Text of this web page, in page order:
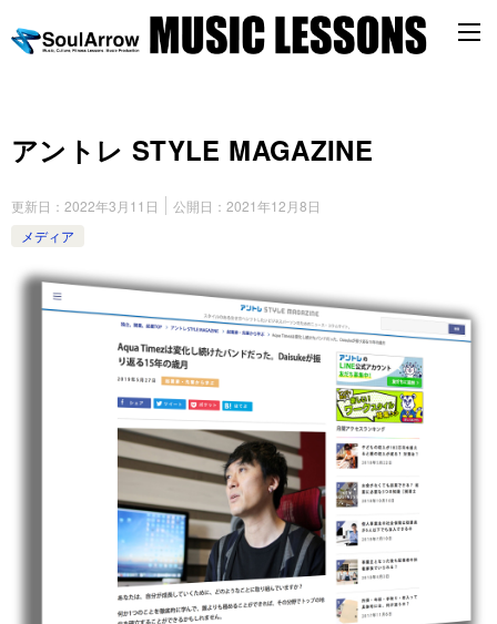
アントレ STYLE MAGAZINE
更新日： 2022年3月11日 公開日： 2021年12月8日
メディア